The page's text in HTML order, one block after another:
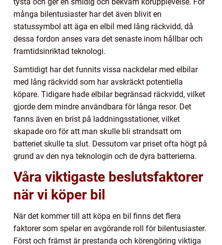
tysta och ger en smidig och bekväm körupplevelse. För
många bilentusiaster har det även blivit en
statussymbol att äga en elbil med lång räckvidd, då
dessa fordon anses vara det senaste inom hållbar och
framtidsinriktad teknologi.
Samtidigt har det funnits vissa nackdelar med elbilar
med lång räckvidd som har avskräckt potentiella
köpare. Tidigare hade elbilar begränsad räckvidd, vilket
gjorde dem mindre användbara för långa resor. Det
fanns även en brist på laddningsstationer, vilket
skapade oro för att man skulle bli strandsatt om
batteriet skulle ta slut. Dessutom var priset ofta högt på
grund av den nya teknologin och de dyra batterierna.
Våra viktigaste beslutsfaktorer
när vi köper bil
När det kommer till att köpa en bil finns det flera
faktorer som spelar en avgörande roll för bilentusiaster.
Först och främst är prestanda och körengöring viktiga